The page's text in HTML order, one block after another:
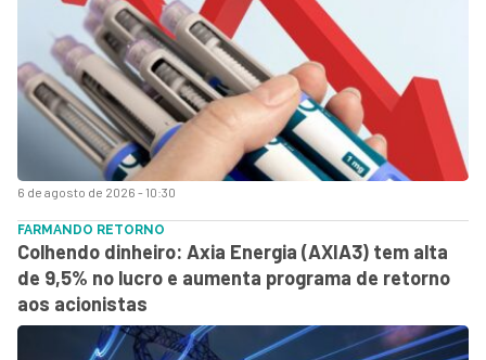
6 de agosto de 2026 - 10:30
FARMANDO RETORNO
Colhendo dinheiro: Axia Energia (AXIA3) tem alta
de 9,5% no lucro e aumenta programa de retorno
aos acionistas